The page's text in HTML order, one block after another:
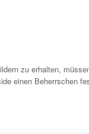
zu erhalten,
einen Beherrschen